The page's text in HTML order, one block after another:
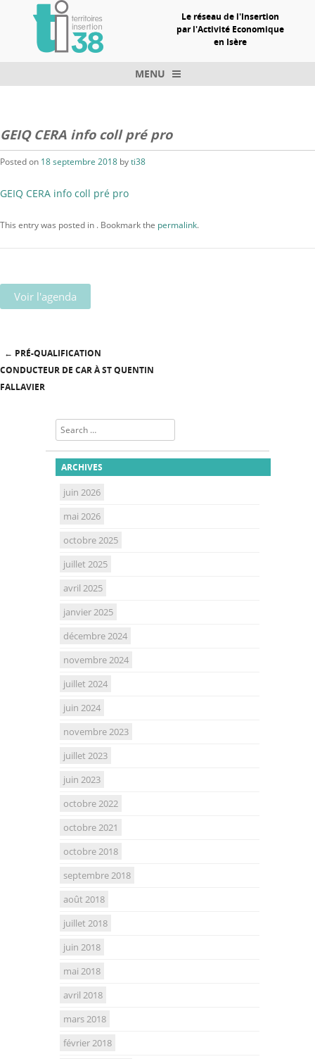
Le réseau de l'Insertion
par l'Activité Economique
en Isère
MENU
GEIQ CERA info coll pré pro
Posted on 18 septembre 2018 byti38
GEIQ CERA info coll pré pro
This entry was posted in . Bookmark the permalink.
Voir l'agenda
Post navigation
← PRÉ-QUALIFICATION
CONDUCTEUR DE CAR À ST QUENTIN
FALLAVIER
Search
ARCHIVES
juin 2026
mai 2026
octobre 2025
juillet 2025
avril 2025
janvier 2025
décembre 2024
novembre 2024
juillet 2024
juin 2024
novembre 2023
juillet 2023
juin 2023
octobre 2022
octobre 2021
octobre 2018
septembre 2018
août 2018
juillet 2018
juin 2018
mai 2018
avril 2018
mars 2018
février 2018